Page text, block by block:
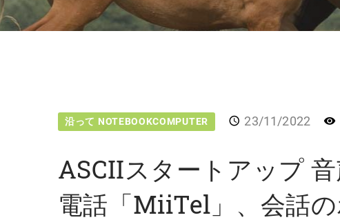
沿って NOTEBOOKCOMPUTER 23/11/2022
ASCIIスタートアップ
電話「MiiTel」、会話